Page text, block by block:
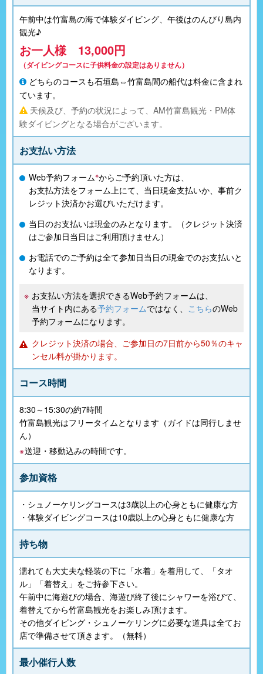
午前中は竹富島の海で体験ダイビング、午後はのんびり島内
観光♪
お一人様 13,000円
（ダイビングコースに子供料金の設定はありません）
どちらのコースも石垣島⇔竹富島間の船代は料金に含まれ
ています。
天候及び、予約の状況によって、AM竹富島観光・PM体
験ダイビングとなる場合がございます。
お支払い方法
Web予約フォーム※からご予約頂いた方は、
お支払方法をフォーム上にて、当日現金支払いか、事前ク
レジット決済かお選びいただけます。
当日のお支払いは現金のみとなります。（クレジット決済
はご参加日当日はご利用頂けません）
お電話でのご予約は全て参加日当日の現金でのお支払いと
なります。
お支払い方法を選択できるWeb予約フォームは、
当サイト内にある予約フォームではなく、 こちらのWeb
予約フォームになります。
クレジット決済の場合、ご参加日の7日前から50％のキャ
ンセル料が掛かります。
コース時間
8:30～15:30の約7時間
竹富島観光はフリータイムとなります（ガイドは同行しませ
ん）
送迎・移動込みの時間です。
参加資格
・シュノーケリングコースは3歳以上の心身ともに健康な方
・体験ダイビングコースは10歳以上の心身ともに健康な方
持ち物
濡れても大丈夫な軽装の下に「水着」を着用して、「タオ
ル」「着替え」をご持参下さい。
午前中に海遊びの場合、海遊び終了後にシャワーを浴びて、
着替えてから竹富島観光をお楽しみ頂けます。
その他ダイビング・シュノーケリングに必要な道具は全てお
店で準備させて頂きます。（無料）
最小催行人数